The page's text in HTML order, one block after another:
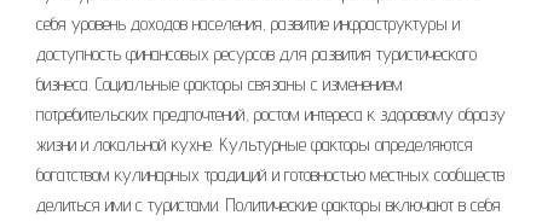
себя уровень доходов населения, развитие инфраструктуры и
доступность финансовых ресурсов для развития туристического
бизнеса. Социальные факторы связаны с изменением
потребительских предпочтений, ростом интереса к здоровому образу
жизни и локальной кухне. Культурные факторы определяются
богатством кулинарных традиций и готовностью местных сообществ
делиться ими с туристами. Политические факторы включают в себя